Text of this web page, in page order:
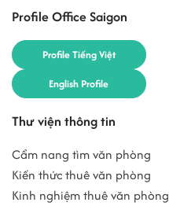
Profile Office Saigon
Profile Tiếng Việt
English Profile
Thư viện thông tin
Cẩm nang tìm văn phòng
Kiến thức thuê văn phòng
Kinh nghiệm thuê văn phòng